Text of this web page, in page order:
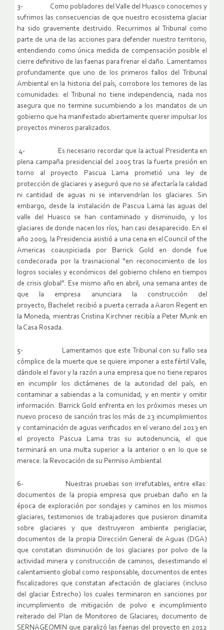
3- Como pobladores del Valle del Huasco conocemos y
sufrimos las consecuencias de que nuestro ecosistema glaciar
ha sido gravemente destruido. Recurrimos al Tribunal como
parte de una de las acciones para defender nuestro territorio,
entendiendo como única medida de compensación posible el
cierre definitivo de las faenas para frenar el daño. Lamentamos
profundamente que uno de los primeros fallos del Tribunal
Ambiental en la historia del país, corrobore los temores de las
comunidades: el Tribunal no tiene independencia, nada nos
asegura que no termine sucumbiendo a los mandatos de un
gobierno que ha manifestado abiertamente querer impulsar los
proyectos mineros paralizados.
4- Es necesario recordar que la actual Presidenta en
plena campaña presidencial del 2005 tras la fuerte presión en
torno al proyecto Pascua Lama prometió una ley de
protección de glaciares y aseguró que no se afectaría la calidad
ni cantidad de aguas ni se intervendrían los glaciares. Sin
embargo, desde la instalación de Pascua Lama las aguas del
valle del Huasco se han contaminado y disminuido, y los
glaciares de donde nacen los ríos, han casi desaparecido. En el
año 2009, la Presidencia asistió a una cena en el Council of the
Americas coauspiciada por Barrick Gold en donde fue
condecorada por la trasnacional “en reconocimiento de los
logros sociales y económicos del gobierno chileno en tiempos
de crisis global”. Ese mismo año en abril, una semana antes de
que la empresa anunciara la construcción del
proyecto, Bachelet recibió a puerta cerrada a Aaron Regent en
la Moneda, mientras Cristina Kirchner recibía a Peter Munk en
la Casa Rosada.
5- Lamentamos que este Tribunal con su fallo sea
cómplice de la muerte que se quiere imponer a este fértil Valle,
dándole el favor y la razón a una empresa que no tiene reparos
en incumplir los dictámenes de la autoridad del país, en
contaminar a sabiendas a la comunidad, y en mentir y omitir
información. Barrick Gold enfrenta en los próximos meses un
nuevo proceso de sanción tras los más de 23 incumplimientos
y contaminación de aguas verificados en el verano del 2013 en
el proyecto Pascua Lama tras su autodenuncia, el que
terminará en una multa superior a la anterior o en lo que se
merece: la Revocación de su Permiso Ambiental.
6- Nuestras pruebas son irrefutables, entre ellas:
documentos de la propia empresa que prueban daño en la
época de exploración por sondajes y caminos en los mismos
glaciares, testimonios de trabajadores que pusieron dinamita
sobre glaciares y que destruyeron ambiente periglaciar,
documentos de la propia Dirección General de Aguas (DGA)
que constatan disminución de los glaciares por polvo de la
actividad minera y construcción de caminos, desestimando el
calentamiento global como responsable; documentos de entes
fiscalizadores que constatan afectación de glaciares (incluso
del glaciar Estrecho) los cuales terminaron en sanciones por
incumplimiento de mitigación de polvo e incumplimiento
reiterado del Plan de Monitoreo de Glaciares; documento de
SERNAGEOMIN que paralizó las faenas del proyecto en 2012